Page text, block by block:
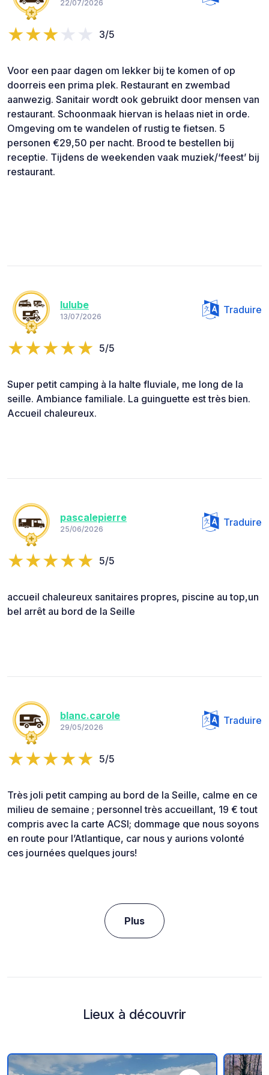
22/07/2026
3/5
Voor een paar dagen om lekker bij te komen of op
doorreis een prima plek. Restaurant en zwembad
aanwezig. Sanitair wordt ook gebruikt door mensen van
restaurant. Schoonmaak hiervan is helaas niet in orde.
Omgeving om te wandelen of rustig te fietsen. 5
personen €29,50 per nacht. Brood te bestellen bij
receptie. Tijdens de weekenden vaak muziek/‘feest’ bij
restaurant.
lulube
13/07/2026
Traduire
5/5
Super petit camping à la halte fluviale, me long de la
seille. Ambiance familiale. La guinguette est très bien.
Accueil chaleureux.
pascalepierre
25/06/2026
Traduire
5/5
accueil chaleureux sanitaires propres, piscine au top,un
bel arrêt au bord de la Seille
blanc.carole
29/05/2026
Traduire
5/5
Très joli petit camping au bord de la Seille, calme en ce
milieu de semaine ; personnel très accueillant, 19 € tout
compris avec la carte ACSI; dommage que nous soyons
en route pour l’Atlantique, car nous y aurions volonté
ces journées quelques jours!
Plus
Lieux à découvrir